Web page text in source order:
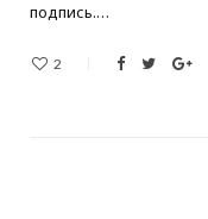
подпись.…
2